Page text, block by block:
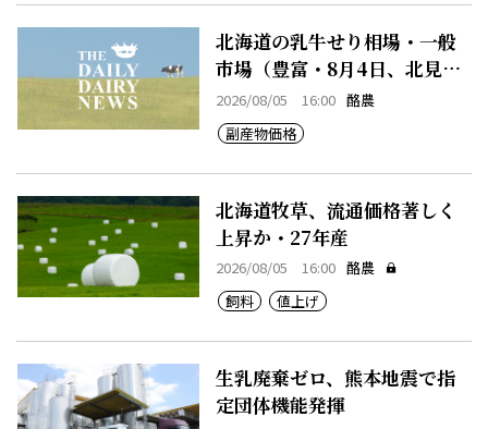
北海道の乳牛せり相場・一般
市場（豊富・8月4日、北見・8
月4日、早来・8月4日）
2026/08/05 16:00 酪農
副産物価格
北海道牧草、流通価格著しく
上昇か・27年産
2026/08/05 16:00 酪農
飼料
値上げ
生乳廃棄ゼロ、熊本地震で指
定団体機能発揮